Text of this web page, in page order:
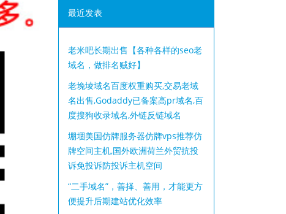
最近发表
老米吧长期出售【各种各样的seo老
域名，做排名贼好】
老堍堎域名百度权重购买,交易老域
名出售,Godaddy已备案高pr域名,百
度搜狗收录域名,外链反链域名
堋堌美国仿牌服务器仿牌vps推荐仿
牌空间主机,国外欧洲荷兰外贸抗投
诉免投诉防投诉主机空间
“二手域名”，善择、善用，才能更方
便提升后期建站优化效率